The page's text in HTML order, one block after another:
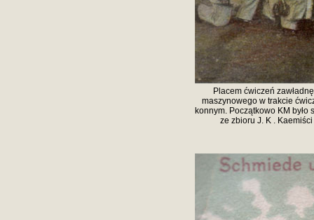
Placem ćwiczeń
maszynowego w trakcie
konnym. Początkowo KM
ze zbioru J. K .